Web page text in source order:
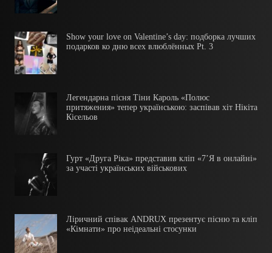
Show your love on Valentine’s day: подборка лучших
подарков ко дню всех влюблённых Pt. 3
Легендарна пісня Тіни Кароль «Полюс
притяжения» тепер українською: заспівав хіт Нікіта
Кісельов
Гурт «Друга Ріка» представив кліп «7’Я в онлайні»
за участі українських військових
Ліричний співак ANDRUX презентує пісню та кліп
«Кімнати» про неідеальні стосунки